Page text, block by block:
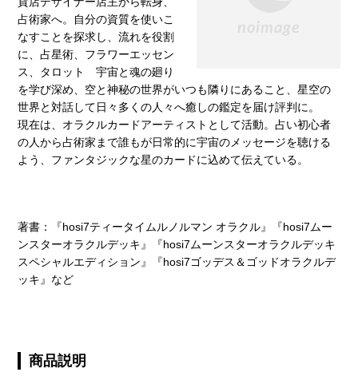
占術家へ。自分の資質を使いこ
なすことを探求し、流れを役割
に、占星術、フラワーエッセン
ス、タロット 宇宙と魂の廻り
を学び深め、空と神秘の世界がいつも隣りにあること、星空の
世界と対話して日々多くの人々へ癒しの鑑定を届け評判に。
現在は、オラクルカードアーティストとして活動。占い初心者
の人から占術家まで誰もが日常的に宇宙のメッセージを聴ける
よう、ファンタジックな星のカードに込めて伝えている。
著書：『hosi7ティータイムルノルマン オラクル』『hosi7ムー
ンスターオラクルデッキ』『hosi7ムーンスターオラクルデッキ
スペシャルエディション』『hosi7ゴッデス＆ゴッドオラクルデ
ッキ』など
商品説明